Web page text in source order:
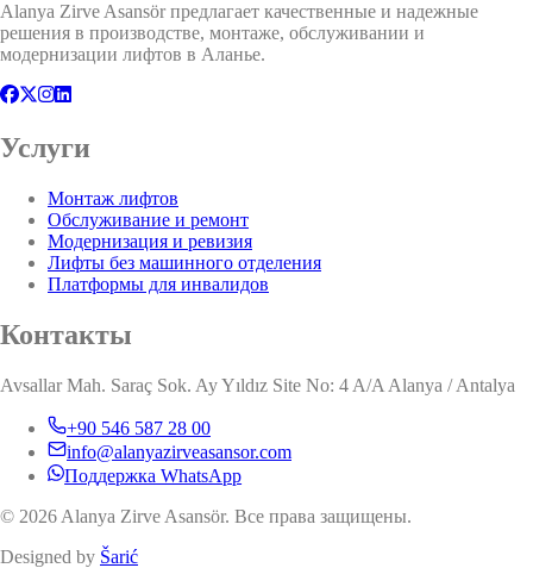
Alanya Zirve Asansör предлагает качественные и надежные
решения в производстве, монтаже, обслуживании и
модернизации лифтов в Аланье.
Услуги
Монтаж лифтов
Обслуживание и ремонт
Модернизация и ревизия
Лифты без машинного отделения
Платформы для инвалидов
Контакты
Avsallar Mah. Saraç Sok. Ay Yıldız Site No: 4 A/A Alanya / Antalya
+90 546 587 28 00
info@alanyazirveasansor.com
Поддержка WhatsApp
© 2026 Alanya Zirve Asansör. Все права защищены.
Designed by Šarić